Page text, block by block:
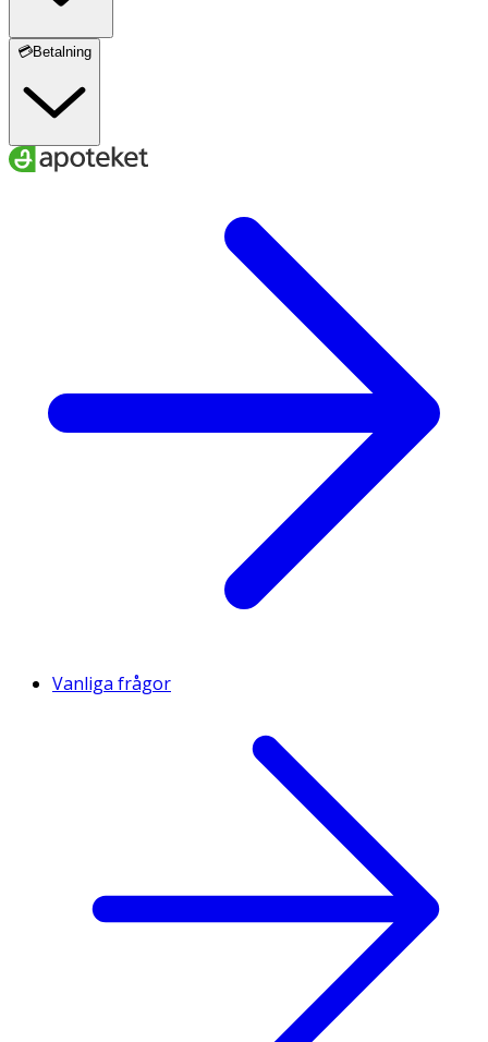
💳Betalning
Vanliga frågor